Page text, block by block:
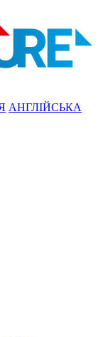
АНГЛІЙСЬКА